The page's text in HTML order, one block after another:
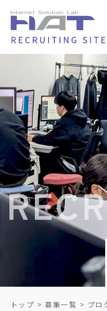
トップ 募集一覧 プロ